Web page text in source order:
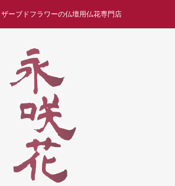
ザーブドフラワーの仏壇用仏花専門店